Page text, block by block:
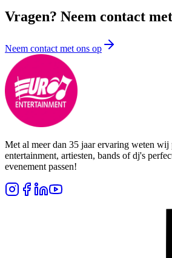
Vragen? Neem contact
Neem contact met ons op
Met al meer dan 35 jaar ervaring weten wij
entertainment, artiesten, bands of dj's
evenement passen!